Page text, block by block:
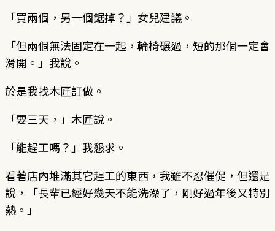
「買兩個，另一個鋸掉？」女兒建議。
「但兩個無法固定在一起，輪椅碾過，短的那個一定會
滑開。」我說。
於是我找木匠訂做。
「要三天，」木匠說。
「能趕工嗎？」我懇求。
看著店內堆滿其它趕工的東西，我雖不忍催促，但還是
說，「長輩已經好幾天不能洗澡了，剛好過年後又特別
熱。」